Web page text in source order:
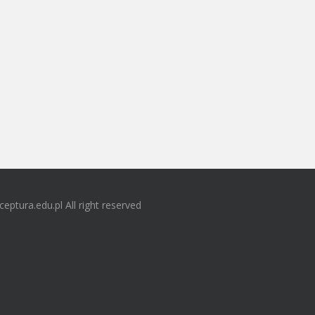
All right reserved